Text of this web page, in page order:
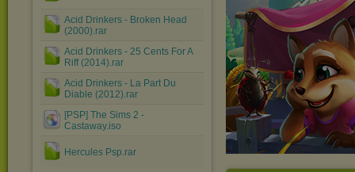
Acid Drinkers - Broken Head
(2000).rar
Acid Drinkers - 25 Cents For A
Riff (2014).rar
Acid Drinkers - La Part Du
Diable (2012).rar
[PSP] The Sims 2 -
Castaway.iso
Hercules Psp.rar